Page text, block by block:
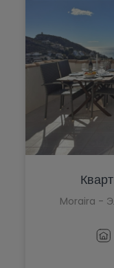
Moraira -